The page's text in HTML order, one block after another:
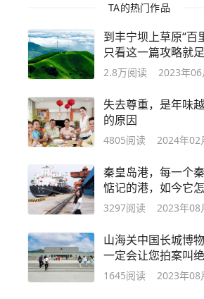
TA的热门作品
到丰宁坝上草原“百
只看这一篇攻略就足
2.8万阅读 2023年06
失去尊重，是年味
的原因
4805阅读 2024年02
秦皇岛港，每一个
惦记的港，如今它
3297阅读 2023年08
山海关中国长城博
一定会让您拍案叫
1645阅读 2023年08